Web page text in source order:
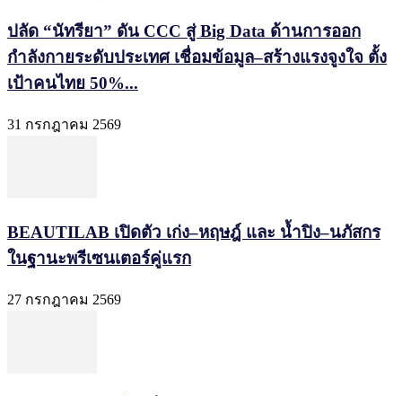
ปลัด “นัทรียา” ดัน CCC สู่ Big Data ด้านการออก
กำลังกายระดับประเทศ เชื่อมข้อมูล–สร้างแรงจูงใจ ตั้ง
เป้าคนไทย 50%...
31 กรกฎาคม 2569
BEAUTILAB เปิดตัว เก่ง–หฤษฎ์ และ น้ำปิง–นภัสกร
ในฐานะพรีเซนเตอร์คู่แรก
27 กรกฎาคม 2569